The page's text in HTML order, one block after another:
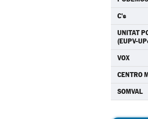
C's
UNITAT
(EUPV-
VOX
CENTRO
SOMVAL